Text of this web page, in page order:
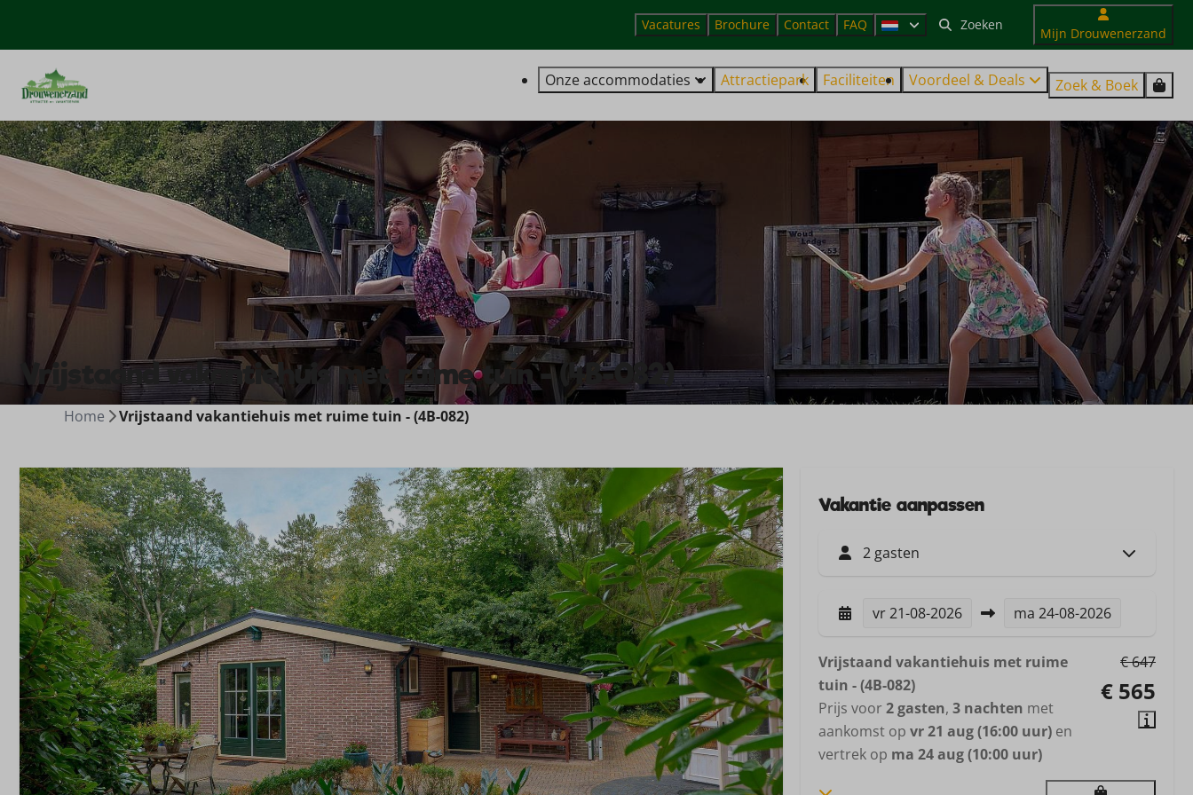
Vacatures Brochure Contact FAQ
Mijn Drouwenerzand
Onze accommodaties Attractiepark Faciliteiten Voordeel & Deals Zoek & Boek
Vrijstaand vakantiehuis met ruime tuin - (4B-082)
Home Vrijstaand vakantiehuis met ruime tuin - (4B-082)
Vakantie aanpassen
2 gasten
vr21-08-2026 ma 24-08-2026
€ 647
€ 565
Vrijstaand vakantiehuis met ruime
tuin - (4B-082)
Prijs voor2 gasten, 3 nachten met
aankomst op vr 21 aug (16:00 uur) en
vertrek op ma 24 aug (10:00 uur)